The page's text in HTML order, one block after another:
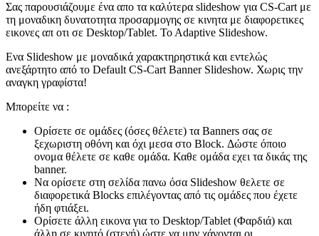
Σας παρουσιάζουμε ένα απο τα καλύτερα slideshow για CS-Cart με
τη μοναδικη δυνατοτητα προσαρμογης σε κινητα με διαφορετικες
εικονες απ οτι σε Desktop/Tablet. To Adaptive Slideshow.
Ενα Slideshow με μοναδικά χαρακτηρηστικά και εντελώς
ανεξάρτητο από το Default CS-Cart Banner Slideshow. Χωρις την
αναγκη γραφίστα!
Μπορείτε να :
Ορίσετε σε ομάδες (όσες θέλετε) τα Banners σας σε
ξεχωριστη οθόνη και όχι μεσα στο Block. Δώστε όποιο
ονομα θέλετε σε καθε ομάδα. Καθε ομάδα εχει τα δικάς της
banner.
Να ορίσετε στη σελίδα πανω όσα Slideshow θελετε σε
διαφορετικά Blocks επιλέγοντας από τις ομάδες που έχετε
ήδη φτιάξει.
Ορίσετε άλλη εικονα για το Desktop/Tablet (Φαρδιά) και